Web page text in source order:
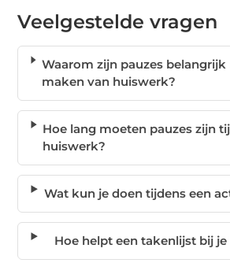
Veelgestelde vragen
Waarom zijn pauzes belangrijk
maken van huiswerk?
Hoe lang moeten pauzes zijn
huiswerk?
Wat kun je doen tijdens een
Hoe helpt een takenlijst bij